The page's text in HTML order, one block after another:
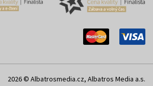
2026 © Albatrosmedia.cz, Albatros Media a.s.